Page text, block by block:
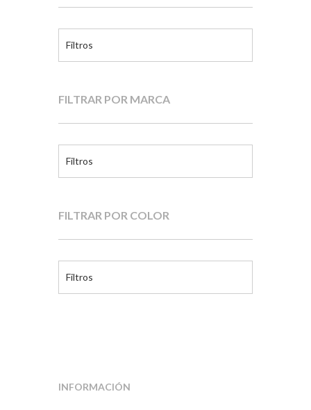
Filtros
FILTRAR POR MARCA
Filtros
FILTRAR POR COLOR
Filtros
INFORMACIÓN